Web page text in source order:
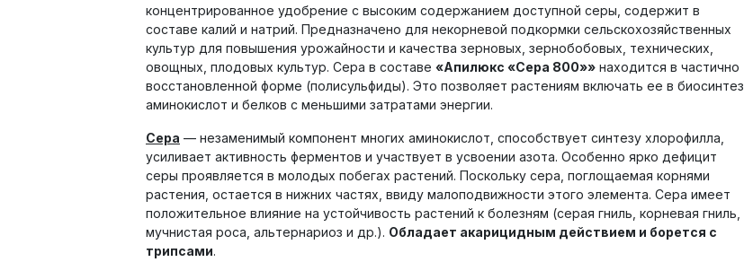
концентрированное удобрение с высоким содержанием доступной серы, содержит в
составе калий и натрий. Предназначено для некорневой подкормки сельскохозяйственных
культур для повышения урожайности и качества зерновых, зернобобовых, технических,
овощных, плодовых культур. Сера в составе «Апилюкс «Сера 800»» находится в частично
восстановленной форме (полисульфиды). Это позволяет растениям включать ее в биосинтез
аминокислот и белков с меньшими затратами энергии.
Сера — незаменимый компонент многих аминокислот, способствует синтезу хлорофилла,
усиливает активность ферментов и участвует в усвоении азота. Особенно ярко дефицит
серы проявляется в молодых побегах растений. Поскольку сера, поглощаемая корнями
растения, остается в нижних частях, ввиду малоподвижности этого элемента. Сера имеет
положительное влияние на устойчивость растений к болезням (серая гниль, корневая гниль,
мучнистая роса, альтернариоз и др.). Обладает акарицидным действием и борется с
трипсами.